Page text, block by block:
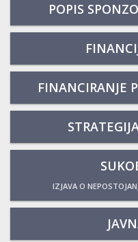
POPIS
FINANCIRANJE
IZJAVA O